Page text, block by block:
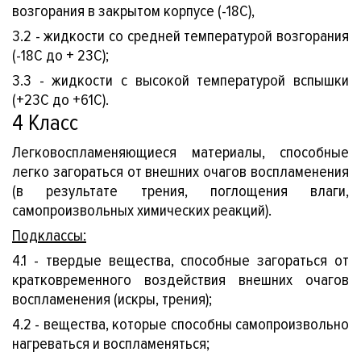
возгорания в закрытом корпусе (-18С),
3.2 - жидкости со средней температурой возгорания
(-18С до + 23С);
3.3 - жидкости с высокой температурой вспышки
(+23С до +61С).
4 Класс
Легковоспламеняющиеся материалы, способные
легко загораться от внешних очагов воспламенения
(в результате трения, поглощения влаги,
самопроизвольных химических реакций).
Подклассы:
4.1 - твердые вещества, способные загораться от
кратковременного воздействия внешних очагов
воспламенения (искры, трения);
4.2 - вещества, которые способны самопроизвольно
нагреваться и воспламеняться;